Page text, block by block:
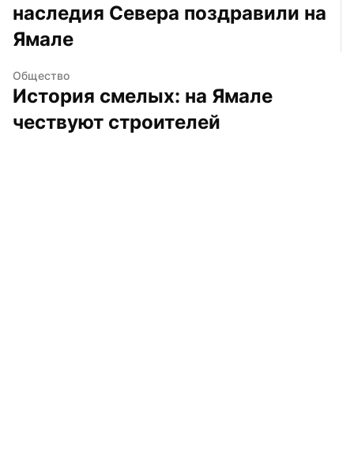
наследия Севера поздравили на
Ямале
Общество
История смелых: на Ямале
чествуют строителей